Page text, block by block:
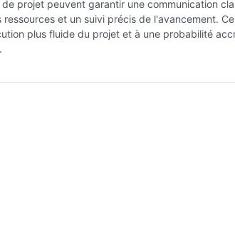
projet peuvent garantir une communication
et un suivi précis de l'avancement.
plus fluide du projet et à une probabilité